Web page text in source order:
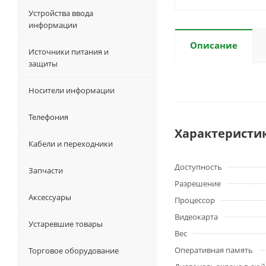
Описание
Доступность
Разрешение
Процессор
Видеокарта
Вес
Оперативная память
Устройства ввода
информации
Источники питания и
защиты
Носители информации
Телефония
Кабели и переходники
Запчасти
Аксессуары
Устаревшие товары
Торговое оборудование